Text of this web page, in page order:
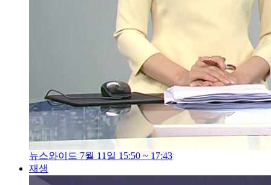
뉴스와이드 7월 11일 15:50 ~ 17:43
재생